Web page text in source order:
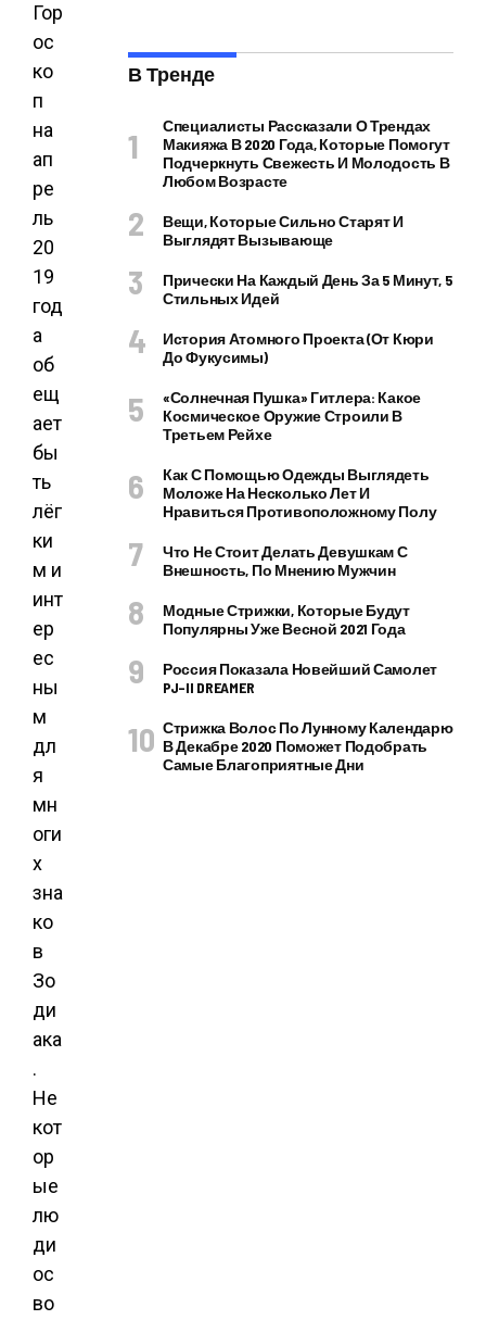
Гор
ос
ко
п
на
ап
ре
ль
20
19
год
а
об
ещ
ает
бы
ть
лёг
ки
м и
инт
ер
ес
ны
м
дл
я
мн
оги
х
зна
ко
в
Зо
ди
ака
.
Не
кот
ор
ые
лю
ди
ос
во
В Тренде
Специалисты Рассказали О Трендах
Макияжа В 2020 Года, Которые Помогут
Подчеркнуть Свежесть И Молодость В
Любом Возрасте
Вещи, Которые Сильно Старят И
Выглядят Вызывающе
Прически На Каждый День За 5 Минут, 5
Стильных Идей
История Атомного Проекта (от Кюри
До Фукусимы)
«Солнечная Пушка» Гитлера: Какое
Космическое Оружие Строили В
Третьем Рейхе
Как С Помощью Одежды Выглядеть
Моложе На Несколько Лет И
Нравиться Противоположному Полу
Что Не Стоит Делать Девушкам С
Внешность, По Мнению Мужчин
Модные Стрижки, Которые Будут
Популярны Уже Весной 2021 Года
Россия Показала Новейший Самолет
PJ–II DREAMER
Стрижка Волос По Лунному Календарю
В Декабре 2020 Поможет Подобрать
Самые Благоприятные Дни